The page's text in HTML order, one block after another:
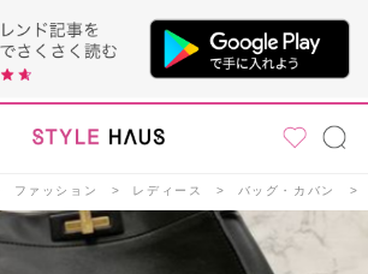
ファッション レディース バッグ・カバン